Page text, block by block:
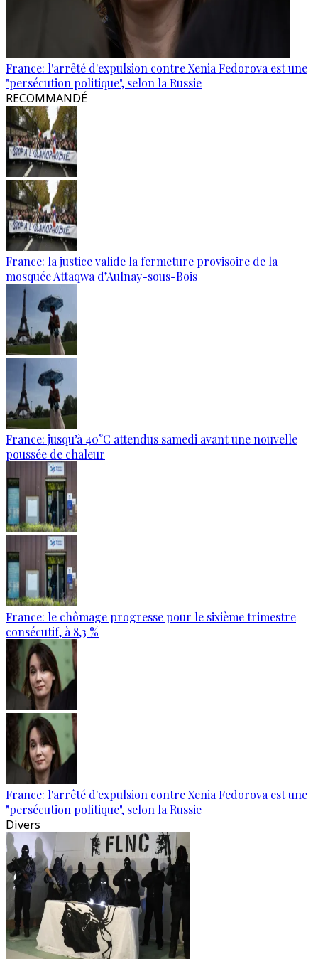
France: l'arrêté d'expulsion contre Xenia Fedorova est une
"persécution politique", selon la Russie
RECOMMANDÉ
France: la justice valide la fermeture provisoire de la
mosquée Attaqwa d’Aulnay-sous-Bois
France: jusqu’à 40°C attendus samedi avant une nouvelle
poussée de chaleur
France: le chômage progresse pour le sixième trimestre
consécutif, à 8,3 %
France: l'arrêté d'expulsion contre Xenia Fedorova est une
"persécution politique", selon la Russie
Divers